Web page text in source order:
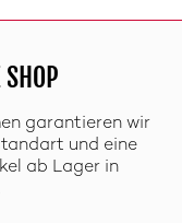
garantieren wir
und eine
ab Lager in